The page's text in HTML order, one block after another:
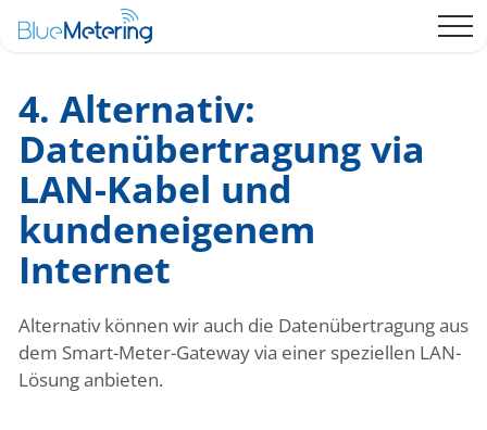
4. Alternativ:
Datenübertragung via
LAN-Kabel und
kundeneigenem
Internet
Alternativ können wir auch die Datenübertragung aus
dem Smart-Meter-Gateway via einer speziellen LAN-
Lösung anbieten.